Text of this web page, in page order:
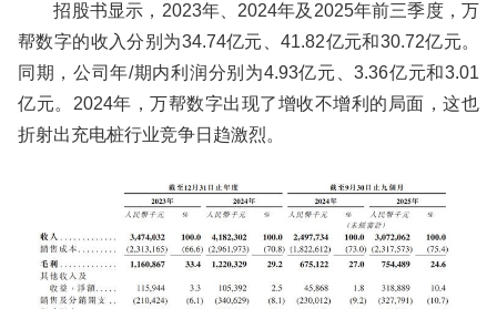
招股书显示，2023年、2024年及2025年前三季度，万
帮数字的收入分别为34.74亿元、41.82亿元和30.72亿元。
同期，公司年/期内利润分别为4.93亿元、3.36亿元和3.01
亿元。2024年，万帮数字出现了增收不增利的局面，这也
折射出充电桩行业竞争日趋激烈。